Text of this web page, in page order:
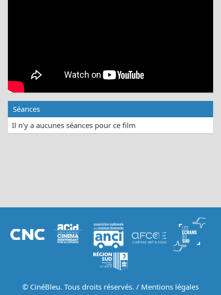
Séances
Il n'y a aucunes séances pour ce film
© CinéBleu. Tous droits réservés. / Mentions légales